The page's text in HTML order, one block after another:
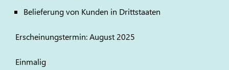
Belieferung von Kunden in Drittstaaten
Erscheinungstermin: August 2025
Einmalig